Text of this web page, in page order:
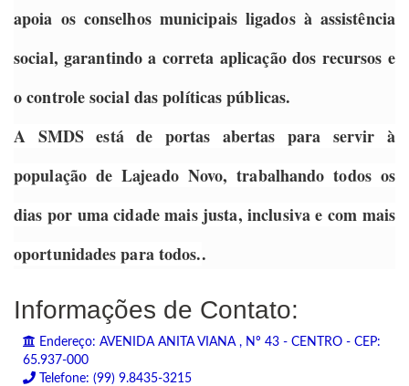
apoia os conselhos municipais ligados à assistência
social, garantindo a correta aplicação dos recursos e
o controle social das políticas públicas.
A SMDS está de portas abertas para servir à
população de Lajeado Novo, trabalhando todos os
dias por uma cidade mais justa, inclusiva e com mais
oportunidades para todos..
Informações de Contato:
Endereço: AVENIDA ANITA VIANA , Nº 43 - CENTRO - CEP:
65.937-000
Telefone: (99) 9.8435-3215